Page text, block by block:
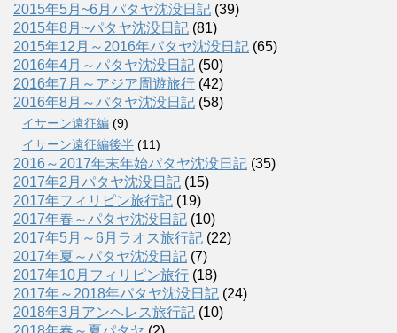
2015年5月~6月パタヤ沈没日記 (39)
2015年8月~パタヤ沈没日記 (81)
2015年12月～2016年パタヤ沈没日記 (65)
2016年4月～パタヤ沈没日記 (50)
2016年7月～アジア周遊旅行 (42)
2016年8月～パタヤ沈没日記 (58)
イサーン遠征編 (9)
イサーン遠征編後半 (11)
2016～2017年末年始パタヤ沈没日記 (35)
2017年2月パタヤ沈没日記 (15)
2017年フィリピン旅行記 (19)
2017年春～パタヤ沈没日記 (10)
2017年5月～6月ラオス旅行記 (22)
2017年夏～パタヤ沈没日記 (7)
2017年10月フィリピン旅行 (18)
2017年～2018年パタヤ沈没日記 (24)
2018年3月アンヘレス旅行記 (10)